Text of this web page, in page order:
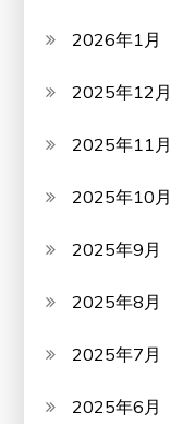
2026年1月
2025年12月
2025年11月
2025年10月
2025年9月
2025年8月
2025年7月
2025年6月